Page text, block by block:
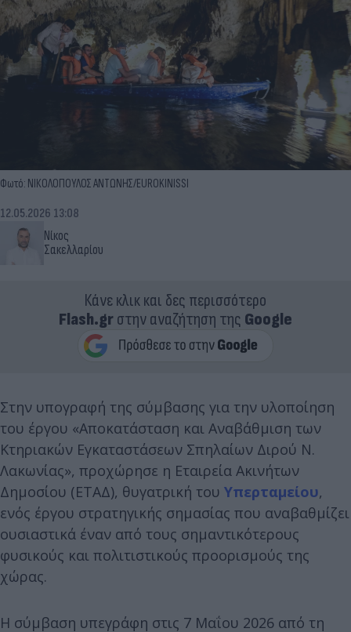
Φωτό: ΝΙΚΟΛΟΠΟΥΛΟΣ ΑΝΤΩΝΗΣ/EUROKINISSI
Νίκος
Σακελλαρίου
12.05.2026 13:08
Κάνε κλικ και δες περισσότερο
Flash.grστην αναζήτηση της Google
Στην υπογραφή της σύμβασης για την υλοποίηση
του έργου «Αποκατάσταση και Αναβάθμιση των
Κτηριακών Εγκαταστάσεων Σπηλαίων Διρού Ν.
Λακωνίας», προχώρησε η Εταιρεία Ακινήτων
Δημοσίου (ΕΤΑΔ), θυγατρική του Υπερταμείου,
ενός έργου στρατηγικής σημασίας που αναβαθμίζει
ουσιαστικά έναν από τους σημαντικότερους
φυσικούς και πολιτιστικούς προορισμούς της
χώρας.
Η σύμβαση υπεγράφη στις 7 Μαΐου 2026 από τη